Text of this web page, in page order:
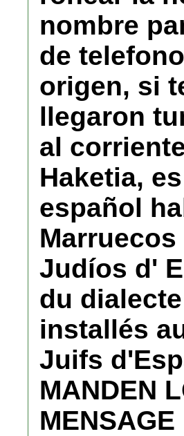
nombre
de
origen, si
llegaron
al
Haketia,
español
Judíos d'
du
installés
Juifs
MANDEN
MENSAGE